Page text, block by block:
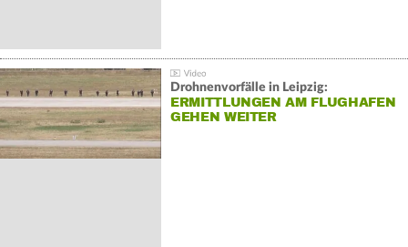
Drohnenvorfälle in Leipzig:
ERMITTLUNGEN AM FLUGHAFEN
GEHEN WEITER